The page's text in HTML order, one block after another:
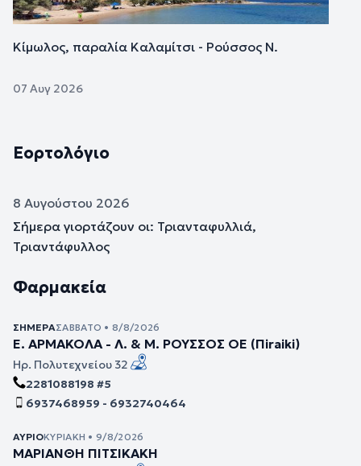
Κίμωλος, παραλία Καλαμίτσι - Ρούσσος Ν.
07 Αυγ 2026
Εορτολόγιο
8 Αυγούστου 2026
Σήμερα γιορτάζουν οι: Τριανταφυλλιά,
Τριαντάφυλλος
Φαρμακεία
ΣΉΜΕΡΑΣΆΒΒΑΤΟ • 8/8/2026
Ε. ΑΡΜΑΚΟΛΑ - Λ. & Μ. ΡΟΥΣΣΟΣ ΟΕ (Πiraiki)
Ηρ. Πολυτεχνείου 32
2281088198 #5
6937468959 - 6932740464
ΑΎΡΙΟΚΥΡΙΑΚΉ • 9/8/2026
ΜΑΡΙΑΝΘΗ ΠΙΤΣΙΚΑΚΗ